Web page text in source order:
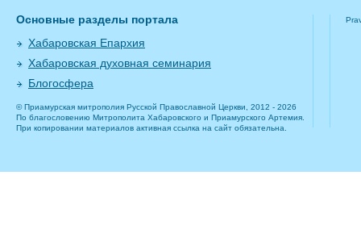
Основные разделы портала
Хабаровская Епархия
Хабаровская духовная семинария
Блогосфера
© Приамурская митрополия Русской Православной Церкви, 2012 - 2026
По благословению Митрополита Хабаровского и Приамурского Артемия.
При копировании материалов активная ссылка на сайт обязательна.